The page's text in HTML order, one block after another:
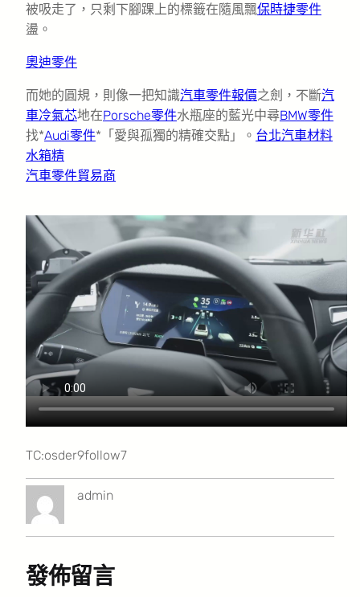
被吸走了，只剩下腳踝上的標籤在隨風飄保時捷零件
盪。
奧迪零件
而她的圓規，則像一把知識汽車零件報價之劍，不斷汽
車冷氣芯地在Porsche零件水瓶座的藍光中尋BMW零件
找*Audi零件*「愛與孤獨的精確交點」。 台北汽車材料
水箱精
汽車零件貿易商
TC:osder9follow7
admin
發佈留言